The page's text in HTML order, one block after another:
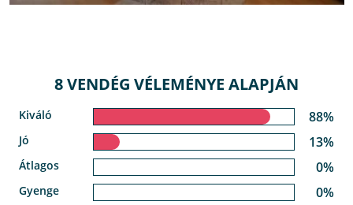
8 VENDÉG VÉLEMÉNYE ALAPJÁN
Kiváló 88%
Jó 13%
Átlagos 0%
Gyenge 0%